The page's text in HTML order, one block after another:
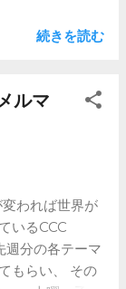
たくさり こ
会の7周年記
て 朗読したも
れより先はメ
ガの前半部分
は是非メルマ
続きを読む
ルマ
世界が
いるCCC
分の各テーマ
もらい、 その